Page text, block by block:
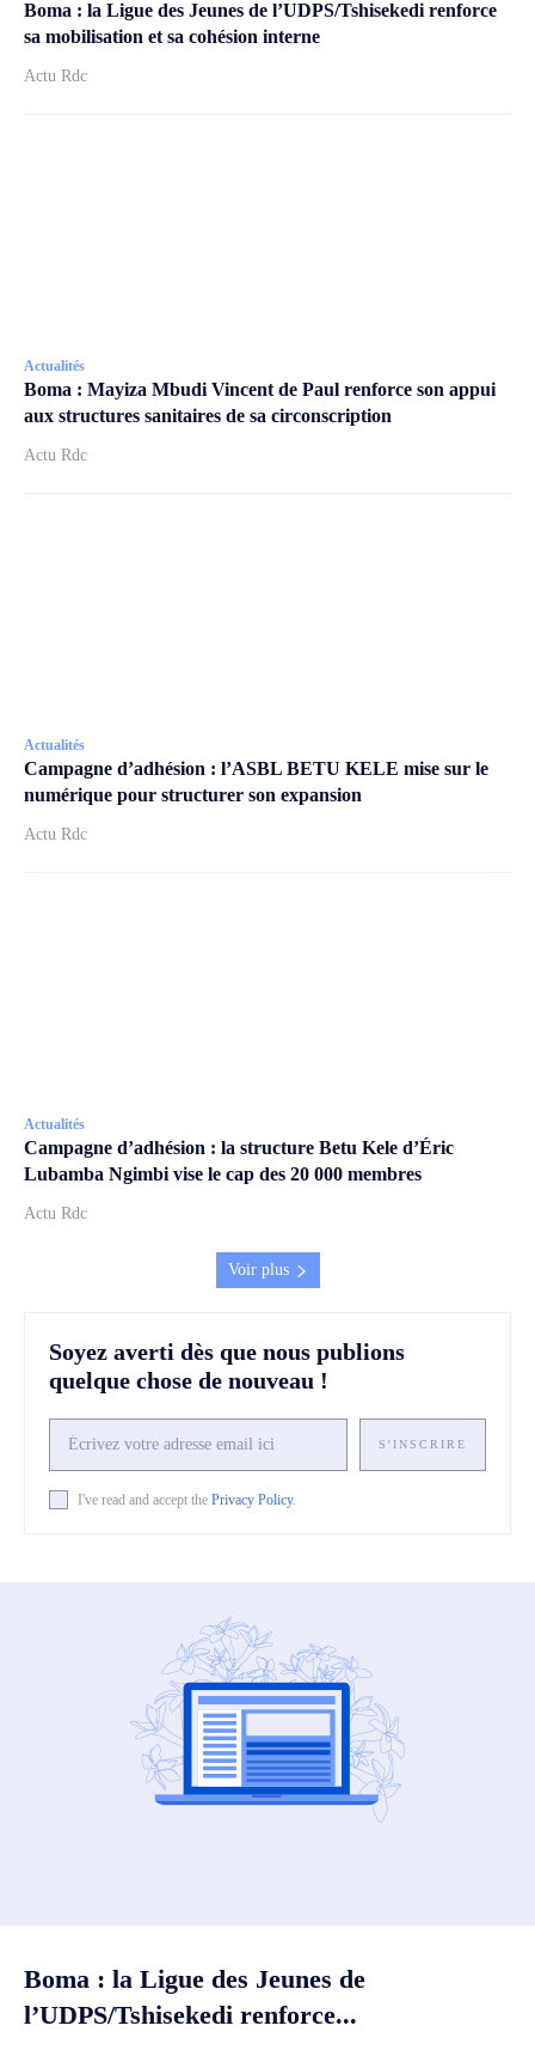
Boma : la Ligue des Jeunes de l’UDPS/Tshisekedi renforce
sa mobilisation et sa cohésion interne
Actu Rdc
Actualités
Boma : Mayiza Mbudi Vincent de Paul renforce son appui
aux structures sanitaires de sa circonscription
Actu Rdc
Actualités
Campagne d’adhésion : l’ASBL BETU KELE mise sur le
numérique pour structurer son expansion
Actu Rdc
Actualités
Campagne d’adhésion : la structure Betu Kele d’Éric
Lubamba Ngimbi vise le cap des 20 000 membres
Actu Rdc
Voir plus
Soyez averti dès que nous publions
quelque chose de nouveau !
S'INSCRIRE
I've read and accept the Privacy Policy.
Boma : la Ligue des Jeunes de
l’UDPS/Tshisekedi renforce...